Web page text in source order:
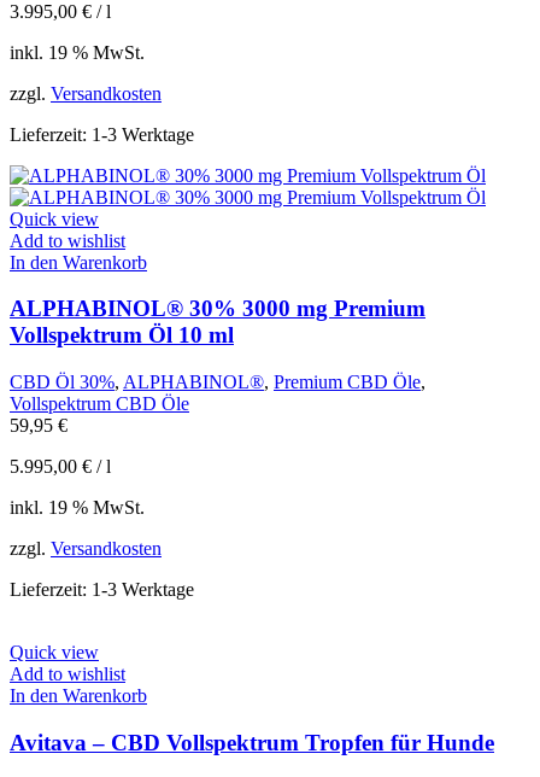
3.995,00 € /l
inkl. 19 % MwSt.
zzgl. Versandkosten
Lieferzeit: 1-3 Werktage
Quick view
Add to wishlist
In den Warenkorb
ALPHABINOL® 30% 3000 mg Premium
Vollspektrum Öl 10 ml
CBD Öl 30%, ALPHABINOL®, Premium CBD Öle,
Vollspektrum CBD Öle
59,95 €
5.995,00 € /l
inkl. 19 % MwSt.
zzgl. Versandkosten
Lieferzeit: 1-3 Werktage
Quick view
Add to wishlist
In den Warenkorb
Avitava – CBD Vollspektrum Tropfen für Hunde